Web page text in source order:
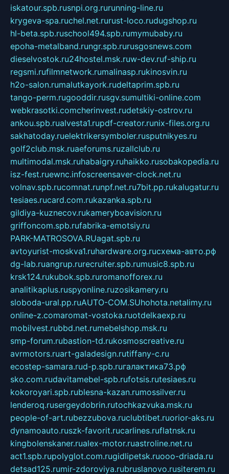
iskatour.spb.rusnpi.org.rurunning-line.ru
krygeva-spa.ruchel.net.rurust-loco.rudugshop.ru
hl-beta.spb.ruschool494.spb.rumymubaby.ru
epoha-metalband.rungr.spb.rurusgosnews.com
dieselvostok.ru24hostel.msk.ruw-dev.ruf-ship.ru
regsmi.rufilmnetwork.rumalinasp.rukinosvin.ru
h2o-salon.rumalutkayork.rudeltaprim.spb.ru
tango-perm.rugooddir.rusgv.sumultiki-online.com
webkrasotki.comcherinvest.rudetskiy-ostrov.ru
ankou.spb.rualvesta1.rupdf-creator.runix-files.org.ru
sakhatoday.ruelektrikersymboler.rusputnikyes.ru
golf2club.msk.ruaeforums.ruzallclub.ru
multimodal.msk.ruhabaigry.ruhaikko.rusobakopedia.ru
isz-fest.ruewnc.infoscreensaver-clock.net.ru
volnav.spb.rucomnat.runpf.net.ru7bit.pp.rukalugatur.ru
tesiaes.rucard.com.rukazanka.spb.ru
gildiya-kuznecov.rukameryboavision.ru
griffoncom.spb.rufabrika-emotsiy.ru
PARK-MATROSOVA.RUagat.spb.ru
avtoyurist-moskva1.ruhardware.org.ruсхема-авто.рф
dg-lab.ruangrup.rurecruiter.spb.rumusic8.spb.ru
krsk124.rukubok.spb.ruromanofforex.ru
analitikaplus.ruspyonline.ruzosikamery.ru
sloboda-ural.pp.ruAUTO-COM.SUhohota.netalimy.ru
online-z.comaromat-vostoka.ruotdelkaexp.ru
mobilvest.rubbd.net.rumebelshop.msk.ru
smp-forum.rubastion-td.rukosmoscreative.ru
avrmotors.ruart-galadesign.rutiffany-c.ru
ecostep-samara.rud-p.spb.ruгалактика73.рф
sko.com.rudavitamebel-spb.rufotsis.rutesiaes.ru
kokoroyari.spb.rublesna-kazan.rumossilver.ru
lenderoq.rusergeydobrin.rutochkazvuka.msk.ru
people-of-art.rubezzubova.ruclubtibet.ruorior-aks.ru
dynamoauto.ruszk-favorit.rucarlines.ruflatnsk.ru
kingbolenskaner.rualex-motor.ruastroline.net.ru
act1.spb.rupolyglot.com.rugidlipetsk.ruooo-driada.ru
detsad125.rumir-zdoroviya.rubruslanovo.rusiterem.ru